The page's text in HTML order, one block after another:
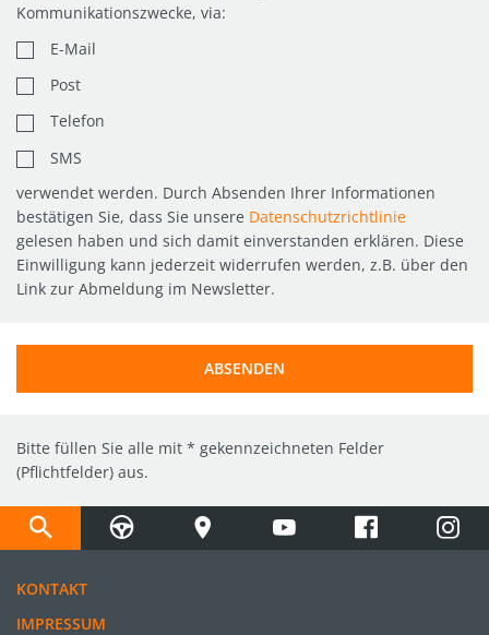
Kommunikationszwecke, via:
E-Mail
Post
Telefon
SMS
verwendet werden. Durch Absenden Ihrer Informationen
bestätigen Sie, dass Sie unsere Datenschutzrichtlinie
gelesen haben und sich damit einverstanden erklären. Diese
Einwilligung kann jederzeit widerrufen werden, z.B. über den
Link zur Abmeldung im Newsletter.
ABSENDEN
Bitte füllen Sie alle mit * gekennzeichneten Felder
(Pflichtfelder) aus.
KONTAKT
IMPRESSUM